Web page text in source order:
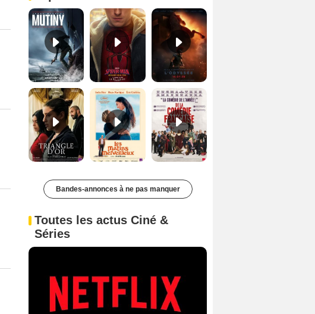
Le Triangle d'or Bande-annonce VF De la Comédie-Française Teaser VF
Bandes-annonces à ne pas manquer
Toutes les actus Ciné &
Séries